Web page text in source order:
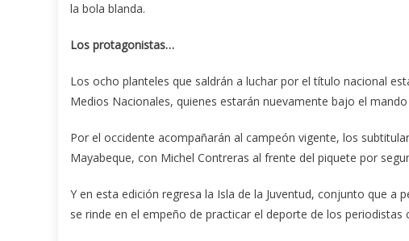
la bola blanda.
Los protagonistas…
Los ocho planteles que saldrán a luchar por el título nacional
Medios Nacionales, quienes estarán nuevamente bajo el mando
Por el occidente acompañarán al campeón vigente, los
Mayabeque, con Michel Contreras al frente del piquete por
Y en esta edición regresa la Isla de la Juventud, conjunto que
se rinde en el empeño de practicar el deporte de los periodistas